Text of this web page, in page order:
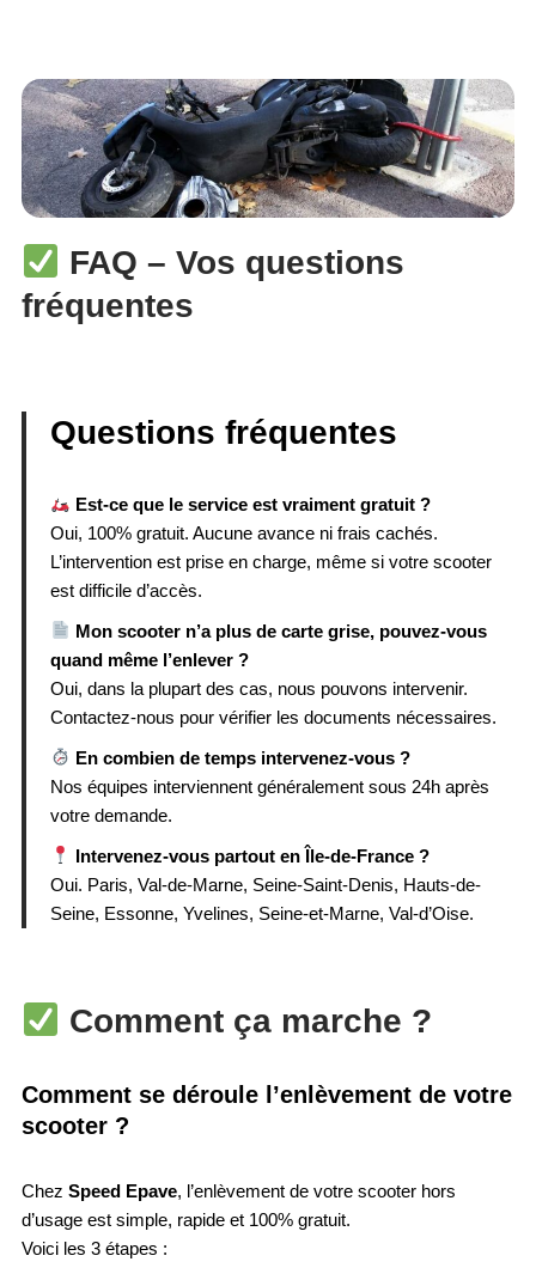
FAQ – Vos questions
fréquentes
Questions fréquentes
Est-ce que le service est vraiment gratuit ?
Oui, 100% gratuit. Aucune avance ni frais cachés.
L’intervention est prise en charge, même si votre scooter
est difficile d’accès.
Mon scooter n’a plus de carte grise, pouvez-vous
quand même l’enlever ?
Oui, dans la plupart des cas, nous pouvons intervenir.
Contactez-nous pour vérifier les documents nécessaires.
En combien de temps intervenez-vous ?
Nos équipes interviennent généralement sous 24h après
votre demande.
Intervenez-vous partout en Île-de-France ?
Oui. Paris, Val-de-Marne, Seine-Saint-Denis, Hauts-de-
Seine, Essonne, Yvelines, Seine-et-Marne, Val-d’Oise.
Comment ça marche ?
Comment se déroule l’enlèvement de votre
scooter ?
ChezSpeed Epave, l’enlèvement de votre scooter hors
d’usage est simple, rapide et 100% gratuit.
Voici les 3 étapes :